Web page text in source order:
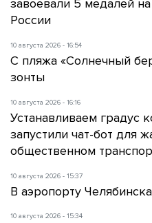
завоевали 5 медалей
России
10 августа 2026 - 16:54
С пляжа «Солнечный
зонты
10 августа 2026 - 16:16
Устанавливаем градус
запустили чат-бот для
общественном
10 августа 2026 - 15:37
В аэропорту
10 августа 2026 - 15:34